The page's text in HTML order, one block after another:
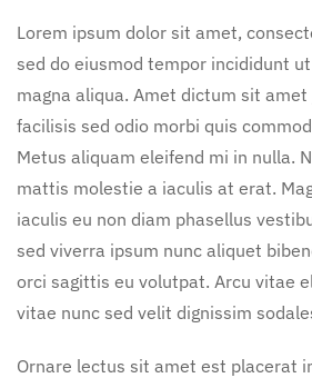
Lorem ipsum dolor sit amet,
sed do eiusmod tempor incididunt
magna aliqua. Amet dictum sit amet
facilisis sed odio morbi quis
Metus aliquam eleifend mi in nulla.
mattis molestie a iaculis at erat.
iaculis eu non diam phasellus
sed viverra ipsum nunc aliquet
orci sagittis eu volutpat. Arcu vitae
vitae nunc sed velit dignissim
Ornare lectus sit amet est placerat